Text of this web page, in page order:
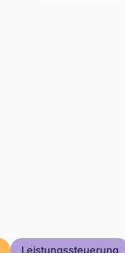
Leistungssteuerung